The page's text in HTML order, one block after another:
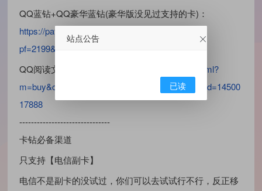
QQ蓝钻+QQ豪华蓝钻(豪华版没见过支持的卡)：
https://pay.qq.com/h5/index.shtml?
pf=2199&c=xxqgame&m=buy
QQ阅读文学包：
https://pay.qq.com/h5/index.shtml?
m=buy&c=qqsubscribe&service=QQYFSC&appid=14500
17888
-------------------------------
卡钻必备渠道
只支持【电信副卡】
电信不是副卡的没试过，你们可以去试试行不行，反正移
站点公告
已读